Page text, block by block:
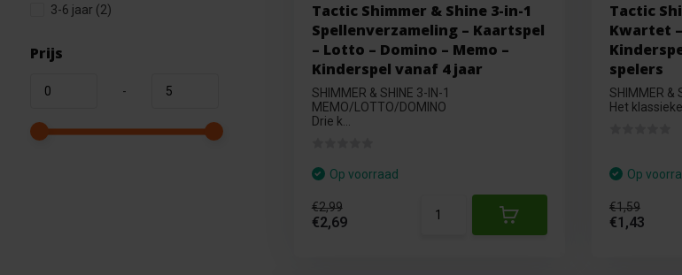
3-6 jaar (2)
Prijs
-
Tactic Shimmer & Shine 3-in-1
Spellenverzameling – Kaartspel
– Lotto – Domino – Memo –
Kinderspel vanaf 4 jaar
SHIMMER & SHINE 3-IN-1
MEMO/LOTTO/DOMINO
Drie k...
Op voorraad
€2,99
€2,69
Tactic
Kwartet
spelers
SHIMMER &
Het
Op
€1,59
€1,43